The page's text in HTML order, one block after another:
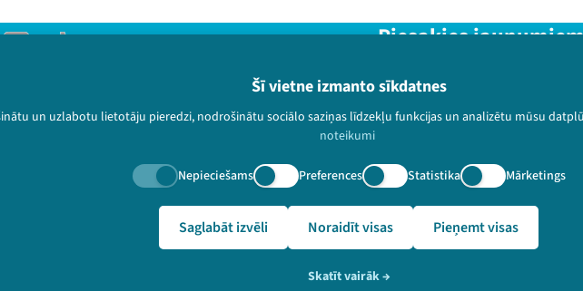
Šī vietne izmanto sīkdatnes
un uzlabotu lietotāju pieredzi, nodrošinātu sociālo saziņas līdzekļu funkcijas un analizētu mūsu
noteikumi
Nepieciešams Preferences Statistika Mārketings
Saglabāt izvēli Noraidīt visas Pieņemt visas
Skatīt vairāk→
politika
Visas tiesības paturētas.
Piesakies
Nepalaid garām aktuālāko
🔗 https://festivalslampa.lv/lv/dalibnieki/862